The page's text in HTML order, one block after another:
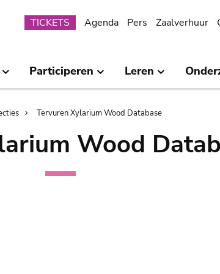
Submenu
TICKETS Agenda Pers Zaalverhuur
Participeren Leren
Tervuren Xylarium Wood Database
Wood